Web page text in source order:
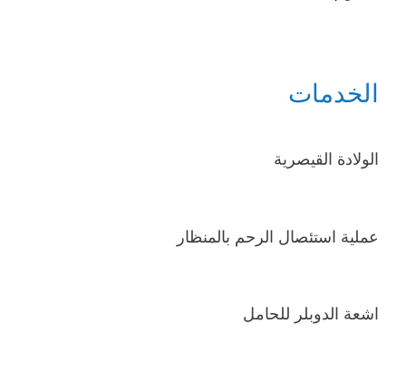
الخدمات
الولادة القيصرية
عملية استئصال الرحم بالمنظار
اشعة الدوبلر للحامل